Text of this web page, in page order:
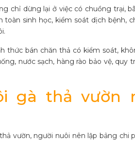
chỉ dừng lại ở việc có chuồng trại,
sinh học, kiểm soát dịch bệnh,
thức bán chăn thả có kiểm soát,
nước sạch, hàng rào bảo vệ, quy
gà thả vườn
vườn, người nuôi nên lập bảng chi